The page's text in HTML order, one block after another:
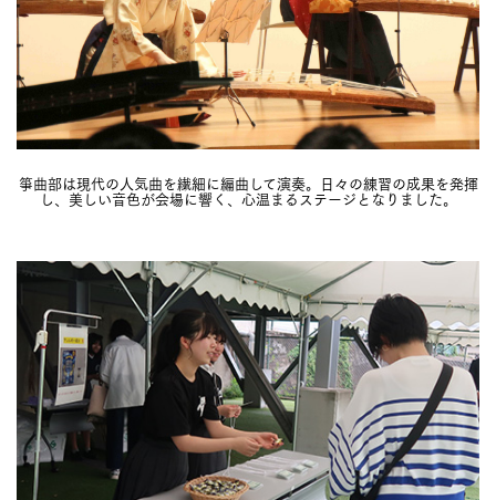
箏曲部は現代の人気曲を繊細に編曲して演奏。日々の練習の成果を発揮
し、美しい音色が会場に響く、心温まるステージとなりました。